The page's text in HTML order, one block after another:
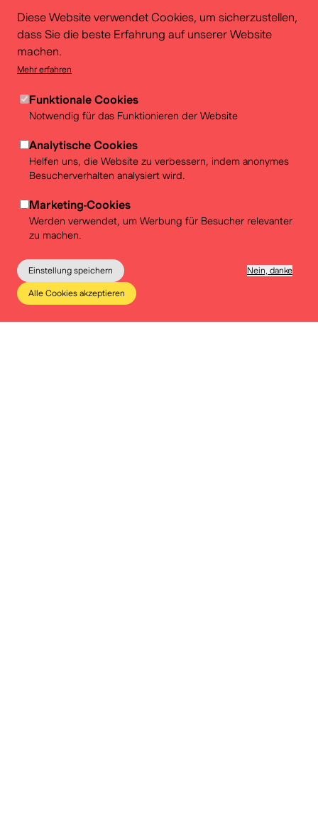
Diese Website verwendet Cookies, um sicherzustellen,
dass Sie die beste Erfahrung auf unserer Website
machen.
Mehr erfahren
Funktionale Cookies
Notwendig für das Funktionieren der Website
Analytische Cookies
Helfen uns, die Website zu verbessern, indem anonymes
Besucherverhalten analysiert wird.
Marketing-Cookies
Werden verwendet, um Werbung für Besucher relevanter
zu machen.
Einstellung speichern Nein, danke
Alle Cookies akzeptieren
Jahren.
Ständige Ausstellung
Jeden ersten Sonntag im Monat freier Eintritt!